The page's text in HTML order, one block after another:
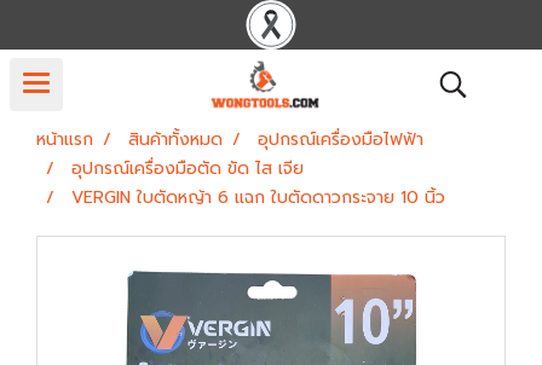
หน้าแรก สินค้าทั้งหมด
อุปกรณ์เครื่องมือไฟฟ้า
อุปกรณ์เครื่องมือตัด ขัด ไส เจีย
VERGIN ใบตัดหญ้า 6 แฉก ใบตัดดาวกระจาย 10 นิ้ว